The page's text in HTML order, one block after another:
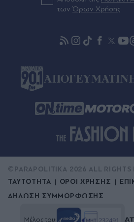
2 νύχτες το 55% της έκτασης
Ειδικό Χωροταξικό για τον
- Νέο μοντέλο τουριστικής
χώρας
τωνΌρων Χρήσης
ΤΑΥΤΟΤΗΤΑ ΟΡΟΙ ΧΡΗΣΗΣ
ΔΗΛΩΣΗ ΣΥΜΜΟΡΦΩΣΗΣ
©PARAPOLITIKA 2026 ALL RIGHTS
Μέλος του: